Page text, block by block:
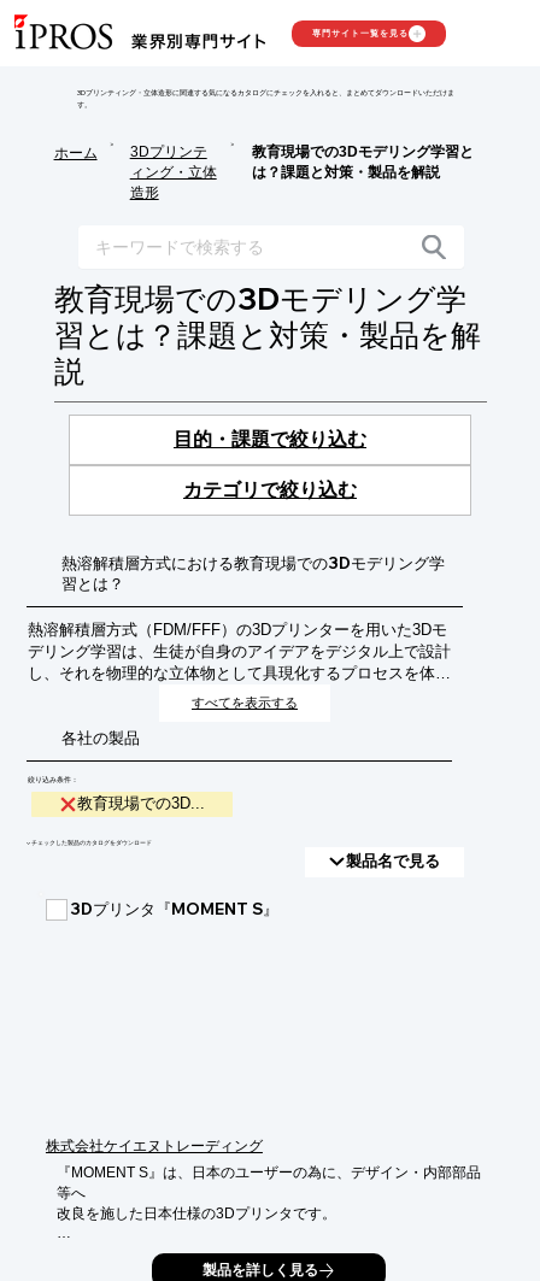
専門サイト一覧を見る
3Dプリンティング・立体造形に関連する気になるカタログにチェックを入れると、まとめてダウンロードいただけま
す。
ホーム
>
3Dプリンテ
ィング・立体
造形
>
教育現場での3Dモデリング学習と
は？課題と対策・製品を解説
教育現場での3Dモデリング学
習とは？課題と対策・製品を解
説
目的・課題で絞り込む
カテゴリで絞り込む
熱溶解積層方式における教育現場での3Dモデリング学
習とは？
熱溶解積層方式（FDM/FFF）の3Dプリンターを用いた3Dモ
デリング学習は、生徒が自身のアイデアをデジタル上で設計
し、それを物理的な立体物として具現化するプロセスを体験
できる教育手法です。創造性、問題解決能力、空間認識能力
の育成を目的としています。
すべてを表示する
各社の製品
絞り込み条件：
教育現場での3D...
​▼チェックした製品のカタログをダウンロード
製品名で見る
3Dプリンタ『MOMENT S』
株式会社ケイエヌトレーディング
『MOMENT S』は、日本のユーザーの為に、デザイン・内部部品
等へ
改良を施した日本仕様の3Dプリンタです。
マットブラックを基調としたボディに、ゴールドのアクセント。
製品を詳しく見る